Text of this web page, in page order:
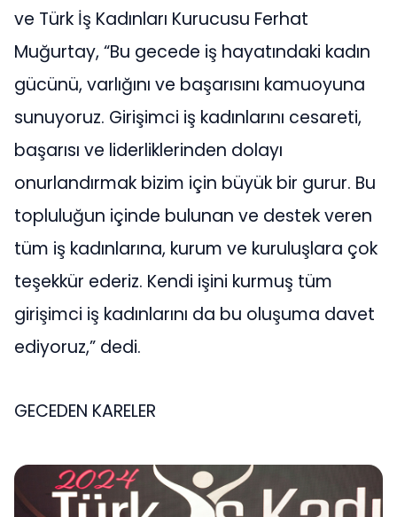
ve Türk İş Kadınları Kurucusu Ferhat
Muğurtay, “Bu gecede iş hayatındaki kadın
gücünü, varlığını ve başarısını kamuoyuna
sunuyoruz. Girişimci iş kadınlarını cesareti,
başarısı ve liderliklerinden dolayı
onurlandırmak bizim için büyük bir gurur. Bu
topluluğun içinde bulunan ve destek veren
tüm iş kadınlarına, kurum ve kuruluşlara çok
teşekkür ederiz. Kendi işini kurmuş tüm
girişimci iş kadınlarını da bu oluşuma davet
ediyoruz,” dedi.
GECEDEN KARELER